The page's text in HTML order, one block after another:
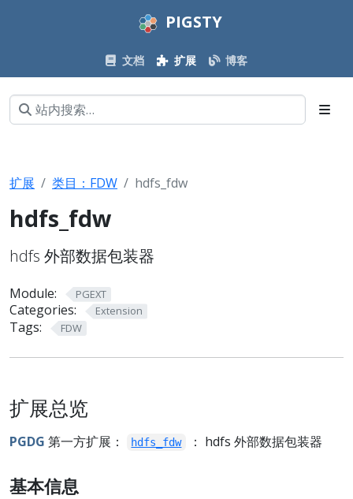
PIGSTY
文档 扩展 博客
扩展 类目：FDW hdfs_fdw
hdfs_fdw
hdfs 外部数据包装器
Module: PGEXT
Categories: Extension
Tags: FDW
扩展总览
PGDG 第一方扩展： hdfs_fdw ： hdfs 外部数据包装器
基本信息